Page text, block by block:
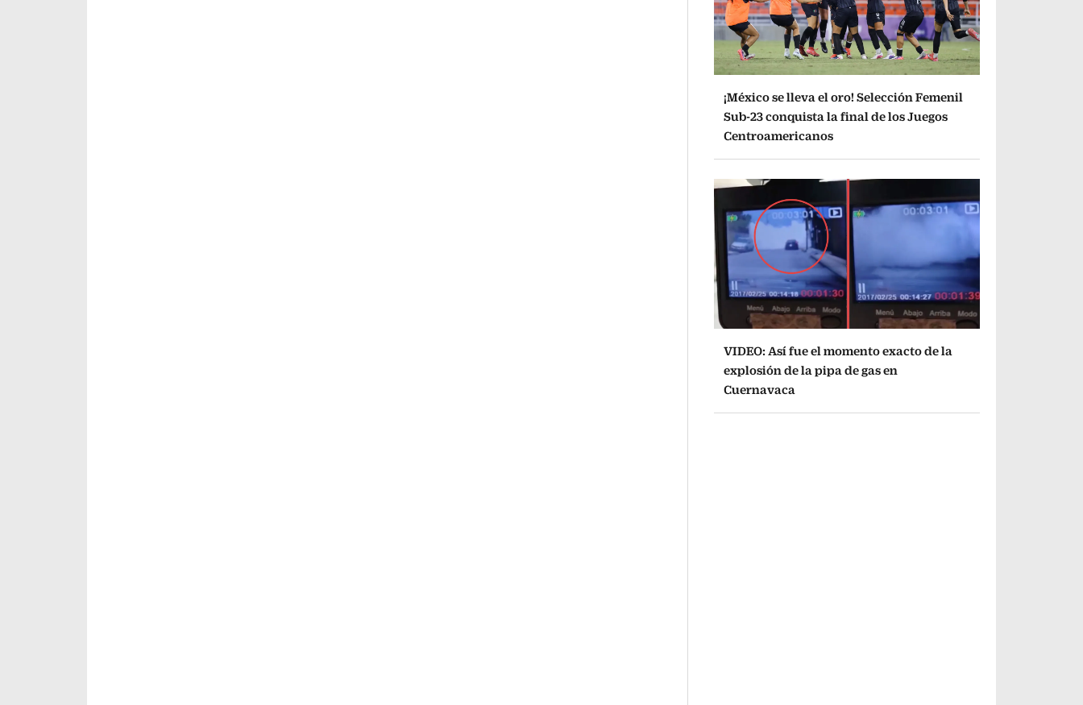
¡México se lleva el oro! Selección Femenil
Sub-23 conquista la final de los Juegos
Centroamericanos
VIDEO: Así fue el momento exacto de la
explosión de la pipa de gas en
Cuernavaca